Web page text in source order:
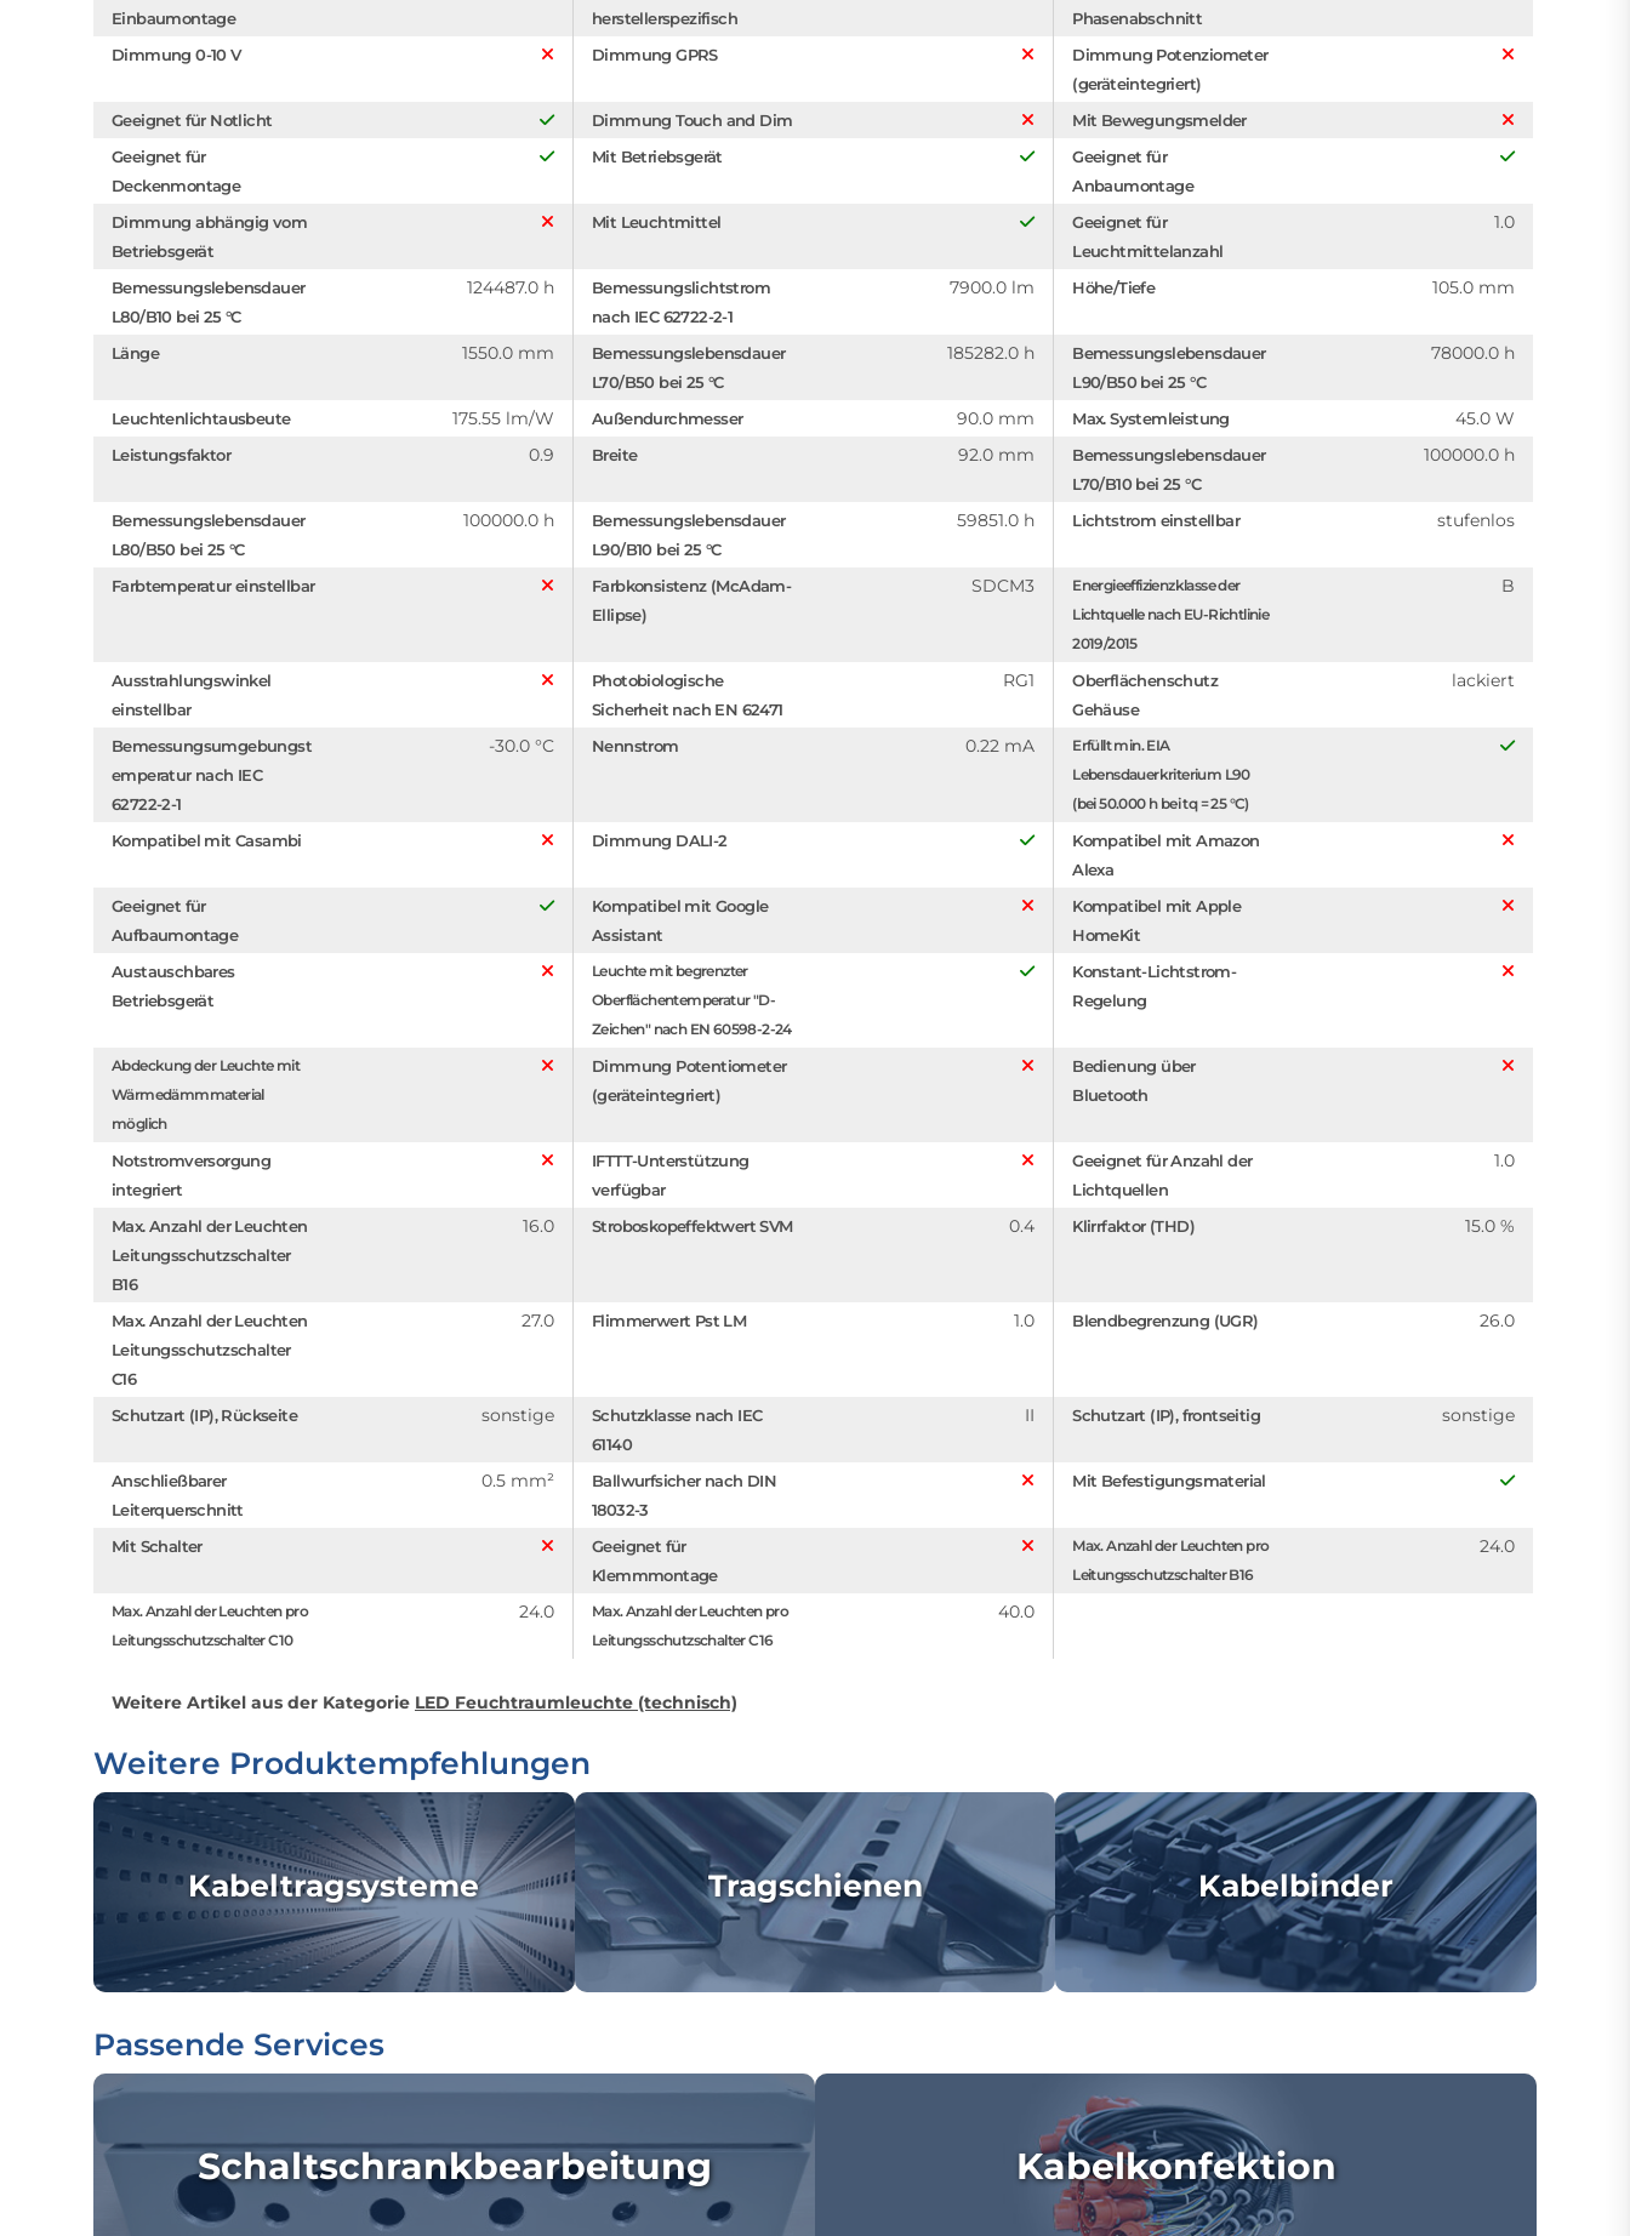
Einbaumontage
herstellerspezifisch
Phasenabschnitt
Dimmung 0-10 V
Dimmung GPRS
Dimmung Potenziometer
(geräteintegriert)
Geeignet für Notlicht
Dimmung Touch and Dim
Mit Bewegungsmelder
Geeignet für
Deckenmontage
Mit Betriebsgerät
Geeignet für
Anbaumontage
Dimmung abhängig vom
Betriebsgerät
Mit Leuchtmittel
Geeignet für
Leuchtmittelanzahl
1.0
Bemessungslebensdauer
L80/B10 bei 25 °C
124487.0 h
Bemessungslichtstrom
nach IEC 62722-2-1
7900.0 lm Höhe/Tiefe 105.0 mm
Länge 1550.0 mm
Bemessungslebensdauer
L70/B50 bei 25 °C
185282.0 h
Bemessungslebensdauer
L90/B50 bei 25 °C
78000.0 h
Leuchtenlichtausbeute 175.55 lm/W Außendurchmesser 90.0 mm Max. Systemleistung 45.0 W
Leistungsfaktor 0.9 Breite 92.0 mm
Bemessungslebensdauer
L70/B10 bei 25 °C
100000.0 h
Bemessungslebensdauer
L80/B50 bei 25 °C
100000.0 h
Bemessungslebensdauer
L90/B10 bei 25 °C
59851.0 h Lichtstrom einstellbar stufenlos
Farbtemperatur einstellbar
Farbkonsistenz (McAdam-
Ellipse)
SDCM3
Energieeffizienzklasse der
Lichtquelle nach EU-Richtlinie
2019/2015
B
Ausstrahlungswinkel
einstellbar
Photobiologische
Sicherheit nach EN 62471
RG1
Oberflächenschutz
Gehäuse
lackiert
Bemessungsumgebungst
emperatur nach IEC
62722-2-1
-30.0 °C Nennstrom 0.22 mA
Erfüllt min. EIA
Lebensdauerkriterium L90
(bei 50.000 h bei tq = 25 °C)
Kompatibel mit Casambi Dimmung DALI-2
Kompatibel mit Amazon
Alexa
Geeignet für
Aufbaumontage
Kompatibel mit Google
Assistant
Kompatibel mit Apple
HomeKit
Austauschbares
Betriebsgerät
Leuchte mit begrenzter
Oberflächentemperatur "D-
Zeichen" nach EN 60598-2-24
Konstant-Lichtstrom-
Regelung
Abdeckung der Leuchte mit
Wärmedämmmaterial
möglich
Dimmung Potentiometer
(geräteintegriert)
Bedienung über
Bluetooth
Notstromversorgung
integriert
IFTTT-Unterstützung
verfügbar
Geeignet für Anzahl der
Lichtquellen
1.0
Max. Anzahl der Leuchten
Leitungsschutzschalter
B16
16.0 Stroboskopeffektwert SVM 0.4 Klirrfaktor (THD) 15.0 %
Max. Anzahl der Leuchten
Leitungsschutzschalter
C16
27.0 Flimmerwert Pst LM 1.0 Blendbegrenzung (UGR) 26.0
Schutzart (IP), Rückseite sonstige
Schutzklasse nach IEC
61140
II Schutzart (IP), frontseitig sonstige
Anschließbarer
Leiterquerschnitt
0.5 mm²
Ballwurfsicher nach DIN
18032-3
Mit Befestigungsmaterial
Mit Schalter
Geeignet für
Klemmmontage
Max. Anzahl der Leuchten pro
Leitungsschutzschalter B16
24.0
Max. Anzahl der Leuchten pro
Leitungsschutzschalter C10
24.0
Max. Anzahl der Leuchten pro
Leitungsschutzschalter C16
40.0
Weitere Artikel aus der Kategorie LED Feuchtraumleuchte (technisch)
Weitere Produktempfehlungen
Kabeltragsysteme Tragschienen Kabelbinder
Passende Services
Schaltschrankbearbeitung Kabelkonfektion